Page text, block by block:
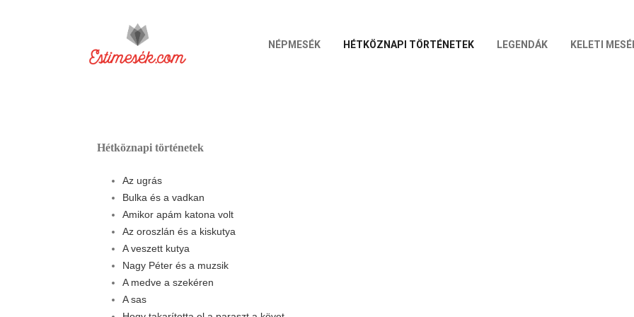
NÉPMESÉK HÉTKÖZNAPI TÖRTÉNETEK LEGENDÁK KELETI
Hétköznapi történetek
Az ugrás
Bulka és a vadkan
Amikor apám katona volt
Az oroszlán és a kiskutya
A veszett kutya
Nagy Péter és a muzsik
A medve a szekéren
A sas